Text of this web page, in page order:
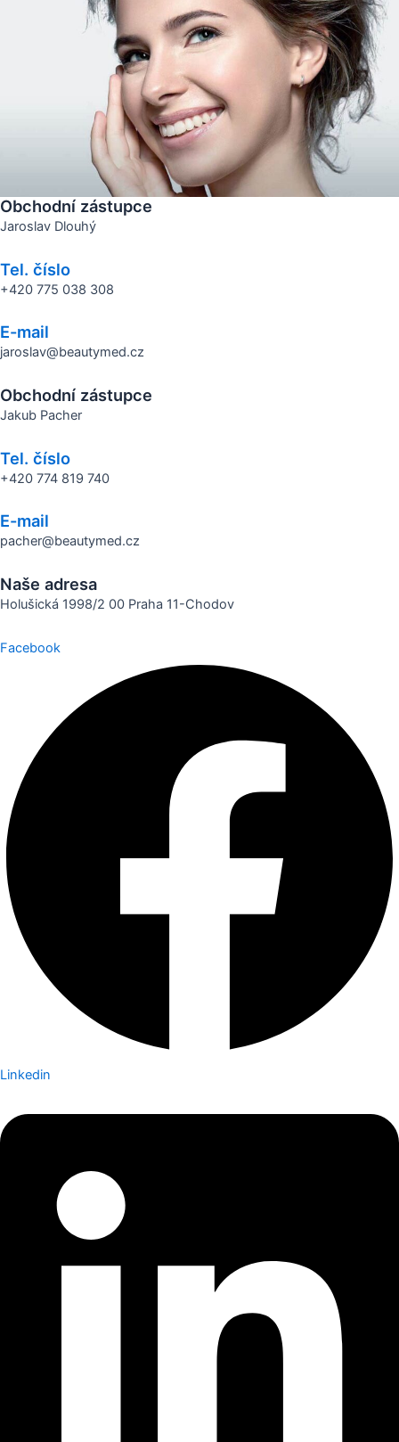
Obchodní zástupce
Jaroslav Dlouhý
Tel. číslo
+420 775 038 308
E-mail
jaroslav@beautymed.cz
Obchodní zástupce
Jakub Pacher
Tel. číslo
+420 774 819 740
E-mail
pacher@beautymed.cz
Naše adresa
Holušická 1998/2 00 Praha 11-Chodov
Facebook
Linkedin